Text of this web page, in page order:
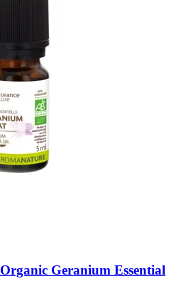
Organic Geranium Essential